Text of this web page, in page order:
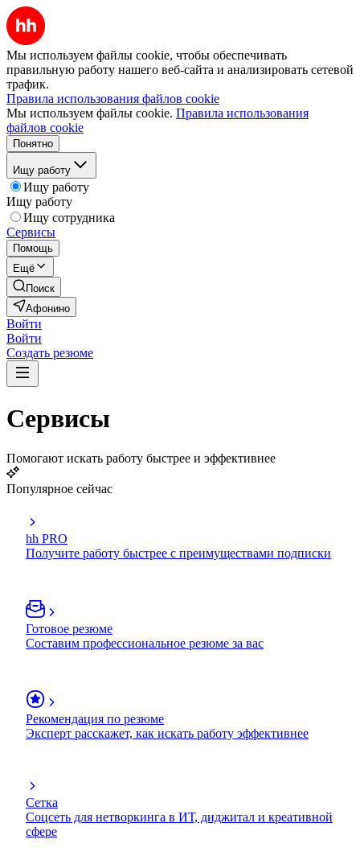
Мы используем файлы cookie, чтобы обеспечивать
правильную работу нашего веб-сайта и анализировать сетевой
трафик.
Правила использования файлов cookie
Мы используем файлы cookie. Правила использования
файлов cookie
Понятно
Ищу работу
Ищу работу
Ищу работу
Ищу сотрудника
Сервисы
Помощь
Ещё
Поиск
Афонино
Войти
Войти
Создать резюме
Сервисы
Помогают искать работу быстрее и эффективнее
Популярное сейчас
hh PRO
Получите работу быстрее с преимуществами подписки
Готовое резюме
Составим профессиональное резюме за вас
Рекомендация по резюме
Эксперт расскажет, как искать работу эффективнее
Сетка
Соцсеть для нетворкинга в ИТ, диджитал и креативной
сфере